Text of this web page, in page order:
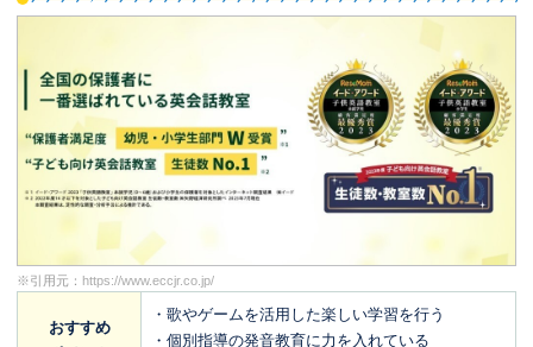
※引用元： https://www.eccjr.co.jp/
おすすめ
・歌やゲームを活用した楽しい学習を行う
・個別指導の発音教育に力を入れている